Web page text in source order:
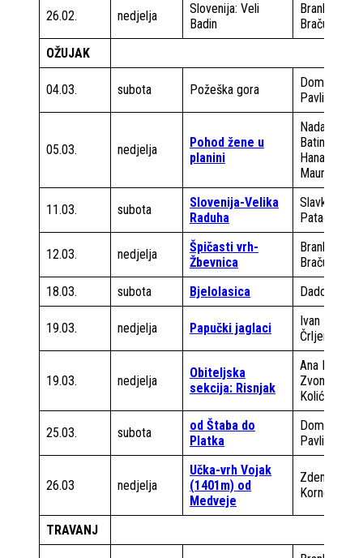
26.02. nedjelja
Slovenija: Veli
Badin
Brankica
Bračun
OŽUJAK
04.03. subota Požeška gora
Domagoj
Pavlin
05.03. nedjelja
Pohod žene u
planini
Nada
Batinica
Hana
Maurović
11.03. subota
Slovenija-Velika
Raduha
Slavko
Patačko
12.03. nedjelja
Špičasti vrh-
Žbevnica
Brankica
Bračun
18.03.
subota Bjelolasica Dado Ulipi
19.03. nedjelja Papučki jaglaci
Ivan
Črljenec
19.03. nedjelja
Obiteljska
sekcija: Risnjak
Ana Milin
Zvonko
Kolić
25.03. subota
od Štaba do
Platka
Domagoj
Pavlin
26.03 nedjelja
Učka-vrh Vojak
(1401m) od
Medveje
Zdenko
Kornet
TRAVANJ